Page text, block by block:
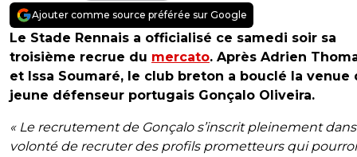
Ajouter comme source préférée sur Google
Le Stade Rennais a officialisé ce samedi soir sa
troisième recrue du mercato. Après Adrien
et Issa Soumaré, le club breton a bouclé la venue
jeune défenseur portugais Gonçalo Oliveira.
« Le recrutement de Gonçalo s’inscrit pleinement
volonté de recruter des profils prometteurs qui